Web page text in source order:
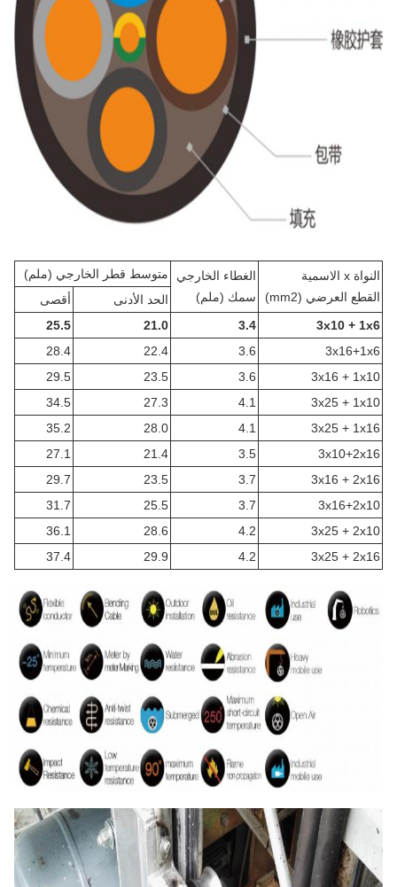
النواة x الاسمية
القطع العرضي (mm2)
الغطاء الخارجي
سمك (ملم)
متوسط قطر الخارجي (ملم)
الحد الأدنى
أقصى
3x10 + 1x6
3.4
21.0
25.5
3x16+1x6
3.6
22.4
28.4
3x16 + 1x10
3.6
23.5
29.5
3x25 + 1x10
4.1
27.3
34.5
3x25 + 1x16
4.1
28.0
35.2
3x10+2x16
3.5
21.4
27.1
3x16 + 2x16
3.7
23.5
29.7
3x16+2x10
3.7
25.5
31.7
3x25 + 2x10
4.2
28.6
36.1
3x25 + 2x16
4.2
29.9
37.4